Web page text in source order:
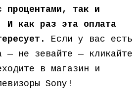
процентами, так и
И как раз эта оплата
Если у вас есть
— не зевайте — кликайте
в магазин и
Sony!